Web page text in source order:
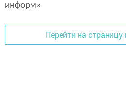
информ»
Перейти на страницу